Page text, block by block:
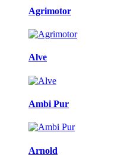
Agrimotor
Alve
Ambi Pur
Arnold